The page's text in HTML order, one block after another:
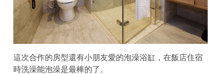
這次合作的房型還有小朋友愛的泡澡浴缸，在飯店住宿
時洗澡能泡澡是最棒的了。